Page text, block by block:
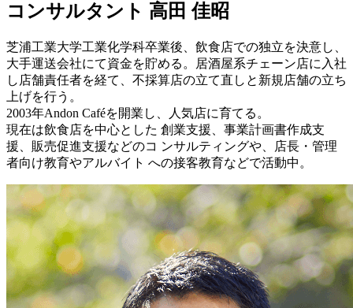
コンサルタント 高田 佳昭
芝浦工業大学工業化学科卒業後、飲食店での独立を決意し、
大手運送会社にて資金を貯める。居酒屋系チェーン店に入社
し店舗責任者を経て、不採算店の立て直しと新規店舗の立ち
上げを行う。
2003年Andon Caféを開業し、人気店に育てる。
現在は飲食店を中心とした 創業支援、事業計画書作成支
援、販売促進支援などのコ ンサルティングや、店長・管理
者向け教育やアルバイト への接客教育などで活動中。